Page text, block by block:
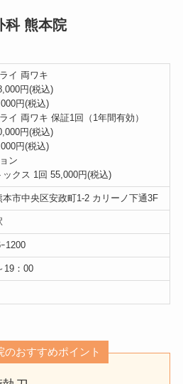
科 熊本院
イ 両ワキ
円(税込)
円(税込)
イ 両ワキ 保証1回（1年間有効）
円(税込)
円(税込)
ン
ックス 1回 55,000円(税込)
本市中央区安政町1-2 カリーノ下通3F
1200
19：00
おすすめポイント